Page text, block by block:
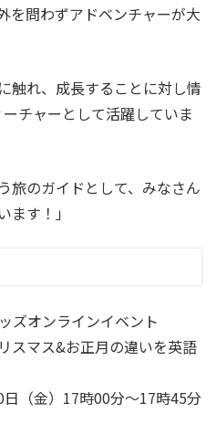
を問わずアドベンチャーが大
触れ、成長することに対し情
チャーとして活躍していま
旅のガイドとして、みなさん
ます！」
ズオンラインイベント
スマス&お正月の違いを英語
（金）17時00分〜17時45分